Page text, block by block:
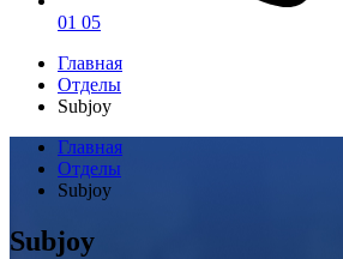
01 05
Главная
Отделы
Subjoy
Главная
Отделы
Subjoy
Subjoy